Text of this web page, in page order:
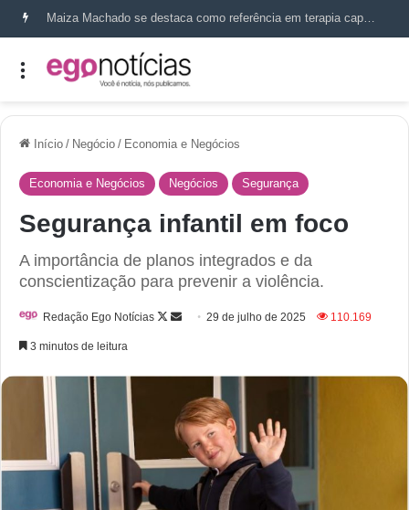
Maiza Machado se destaca como referência em terapia capilar e saúde do couro cabeludo
Início / Negócio / Economia e Negócios
Economia e Negócios Negócios Segurança
Segurança infantil em foco
A importância de planos integrados e da
conscientização para prevenir a violência.
Redação Ego Notícias 29 de julho de 2025 110.169
3 minutos de leitura